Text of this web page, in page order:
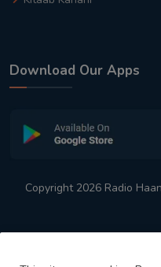
Download Our Apps
Copyright 2026 Radio